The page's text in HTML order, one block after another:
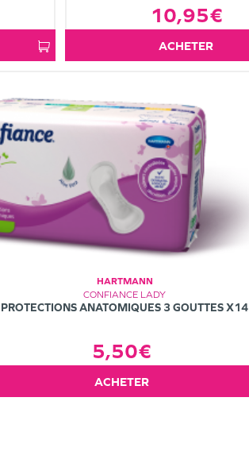
10,95€
ACHETER
HARTMANN
CONFIANCE LADY
PROTECTIONS ANATOMIQUES 3 GOUTTES X14
5,50€
ACHETER